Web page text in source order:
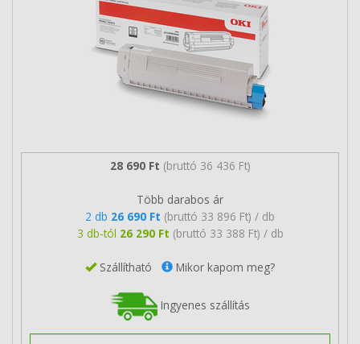
28 690 Ft (bruttó 36 436 Ft)
Több darabos ár
2 db 26 690 Ft (bruttó 33 896 Ft) / db
3 db-tól 26 290 Ft (bruttó 33 388 Ft) / db
Szállítható Mikor kapom meg?
Ingyenes szállítás